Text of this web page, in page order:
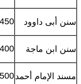
أبى داوود 450
ابن ماجة 400
الإمام أحمد 2500